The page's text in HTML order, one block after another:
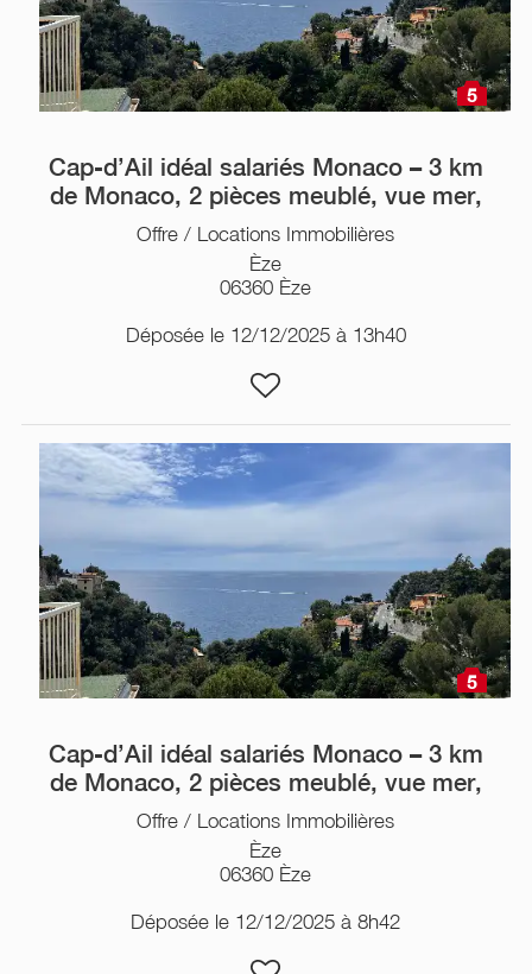
5
Cap-d’Ail idéal salariés Monaco – 3 km
de Monaco, 2 pièces meublé, vue mer,
Offre / Locations Immobilières
Èze
06360 Èze
Déposée le 12/12/2025 à 13h40
5
Cap-d’Ail idéal salariés Monaco – 3 km
de Monaco, 2 pièces meublé, vue mer,
Offre / Locations Immobilières
Èze
06360 Èze
Déposée le 12/12/2025 à 8h42